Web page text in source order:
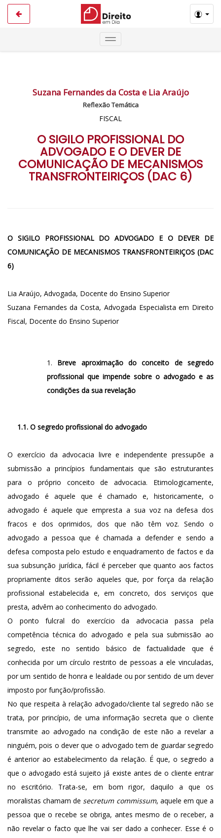
Suzana Fernandes da Costa e Lia Araújo
Reflexão Temática
FISCAL
O SIGILO PROFISSIONAL DO
ADVOGADO E O DEVER DE
COMUNICAÇÃO DE MECANISMOS
TRANSFRONTEIRIÇOS (DAC 6)
O SIGILO PROFISSIONAL DO ADVOGADO E O DEVER DE
COMUNICAÇÃO DE MECANISMOS TRANSFRONTEIRIÇOS (DAC
6)
Lia Araújo, Advogada, Docente do Ensino Superior
Suzana Fernandes da Costa, Advogada Especialista em Direito
Fiscal, Docente do Ensino Superior
Breve aproximação do conceito de segredo
profissional que impende sobre o advogado e as
condições da sua revelação
1.1. O segredo profissional do advogado
O exercício da advocacia livre e independente pressupõe a
submissão a princípios fundamentais que são estruturantes
para o próprio conceito de advocacia. Etimologicamente,
advogado é aquele que é chamado e, historicamente, o
advogado é aquele que empresta a sua voz na defesa dos
fracos e dos oprimidos, dos que não têm voz. Sendo o
advogado a pessoa que é chamada a defender e sendo a
defesa composta pelo estudo e enquadramento de factos e da
sua subsunção jurídica, fácil é perceber que quanto aos factos
propriamente ditos serão aqueles que, por força da relação
profissional estabelecida e, em concreto, dos serviços que
presta, advêm ao conhecimento do advogado.
O ponto fulcral do exercício da advocacia passa pela
competência técnica do advogado e pela sua submissão ao
segredo, este no sentido básico de factualidade que é
conhecida por um círculo restrito de pessoas a ele vinculadas,
por um sentido de honra e lealdade ou por sentido de um dever
imposto por função/profissão.
No que respeita à relação advogado/cliente tal segredo não se
trata, por princípio, de uma informação secreta que o cliente
transmite ao advogado na condição de este não a revelar a
ninguém, pois o dever que o advogado tem de guardar segredo
é anterior ao estabelecimento da relação. É que, o segredo a
que o advogado está sujeito já existe antes de o cliente entrar
no escritório. Trata-se, em bom rigor, daquilo a que os
moralistas chamam desecretum commissum, aquele em que a
pessoa que o recebe se obriga, antes mesmo de o receber, a
não revelar o facto que lhe vai ser dado a conhecer. Esse é o